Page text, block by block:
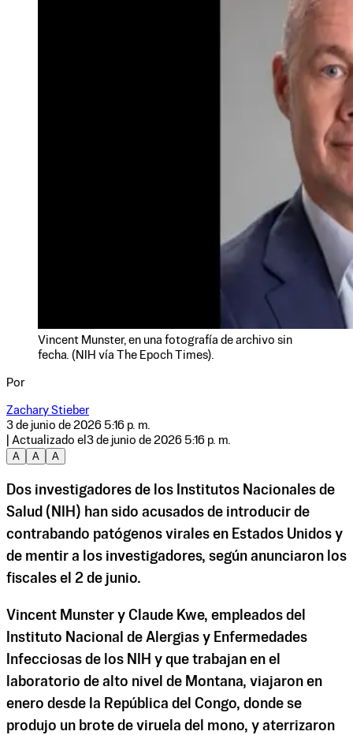
Vincent Munster, en una fotografía de archivo sin
fecha. (NIH vía The Epoch Times).
Por
Zachary Stieber
3 de junio de 2026 5:16 p. m.
| Actualizado el 3 de junio de 2026 5:16 p. m.
A
A A
Dos investigadores de los Institutos Nacionales de
Salud (NIH) han sido acusados ​​de introducir de
contrabando patógenos virales en Estados Unidos y
de mentir a los investigadores, según anunciaron los
fiscales el 2 de junio.
Vincent Munster y Claude Kwe, empleados del
Instituto Nacional de Alergias y Enfermedades
Infecciosas de los NIH y que trabajan en el
laboratorio de alto nivel de Montana, viajaron en
enero desde la República del Congo, donde se
produjo un brote de viruela del mono, y aterrizaron